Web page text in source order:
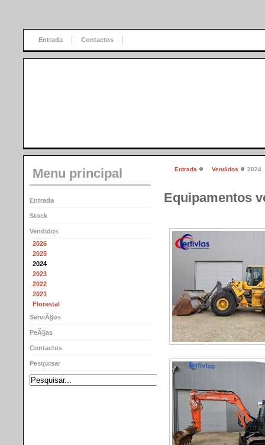
Entrada Contactos
Entrada Vendidos 2024
Equipamentos
Menu principal
Entrada
Stock
Vendidos
2026
2025
2024
2023
2022
2021
Florestal
ServiÃ§os
PeÃ§as
Contactos
Pesquisar